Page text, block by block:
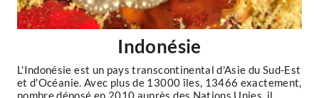
Indonésie
L'Indonésie est un pays transcontinental d'Asie du Sud-Est
et d'Océanie. Avec plus de 13000 îles, 13466 exactement,
nombre déposé en 2010 auprès des Nations Unies, il